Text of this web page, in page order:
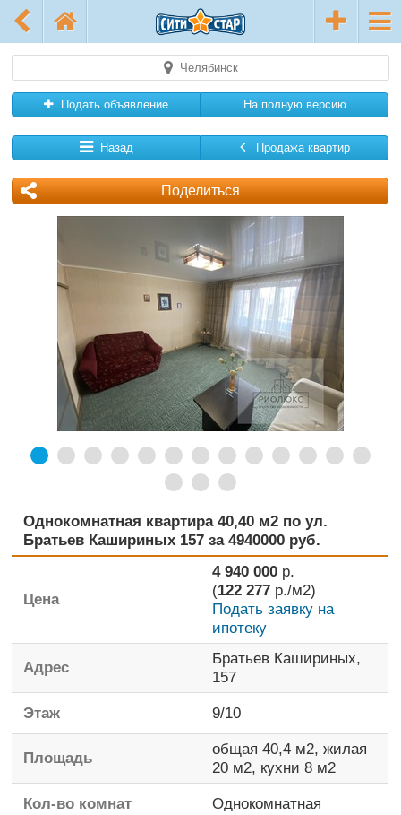
Челябинск
Подать объявление На полную версию
Назад Продажа квартир
Поделиться
Однокомнатная квартира 40,40 м2 по ул.
Братьев Кашириных 157 за 4940000 руб.
Цена
4 940 000 р.
(122 277 р./м2)
Подать заявку на
ипотеку
Адрес
Братьев Кашириных,
157
Этаж
9/10
Площадь общая 40,4 м2,жилая
20 м2, кухни 8 м2
Кол-во комнат
Однокомнатная